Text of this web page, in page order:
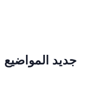
جديد المواضيع